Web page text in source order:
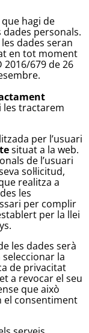
hagi de
personals.
dades seran
en tot moment
679 de 26
les tractarem
per l’usuari
situat a la web.
de l’usuari
sol·licitud,
realitza a
les
per complir
per la llei
les dades serà
la
de privacitat
a revocar el seu
que això
el consentiment